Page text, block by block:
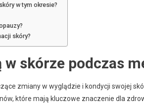
w tym okresie?
skóry?
skórze podczas
zmiany w wyglądzie i kondycji swojej
które mają kluczowe znaczenie dla